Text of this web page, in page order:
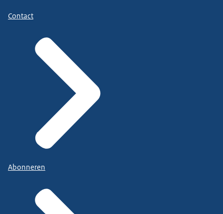
Contact
Abonneren